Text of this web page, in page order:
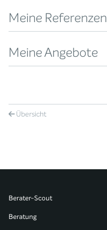
Meine Referenzen
Meine Angebote
Übersicht
Berater-Scout
Beratung